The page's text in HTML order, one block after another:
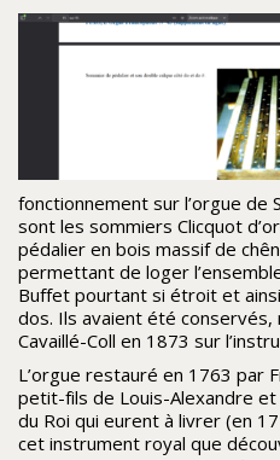
fonctionnement sur l’orgue de
sont les sommiers Clicquot
pédalier en bois massif de
permettant de loger
Buffet pourtant si étroit et
dos. Ils avaient été
Cavaillé-Coll en 1873 sur
L’orgue restauré en 1763 par
petit-fils de Louis-Alexandre
du Roi qui eurent à livrer (en
cet instrument royal que